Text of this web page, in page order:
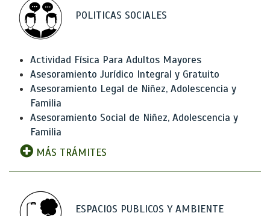
POLITICAS SOCIALES
Actividad Física Para Adultos Mayores
Asesoramiento Jurídico Integral y Gratuito
Asesoramiento Legal de Niñez, Adolescencia y
Familia
Asesoramiento Social de Niñez, Adolescencia y
Familia
MÁS TRÁMITES
ESPACIOS PUBLICOS Y AMBIENTE